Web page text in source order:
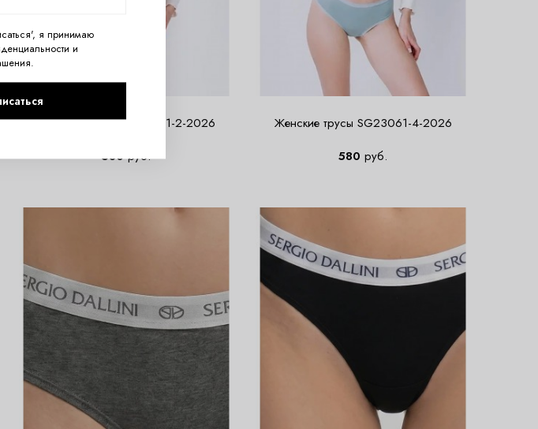
Женские трусы SG23061-2-2026
580руб.
Женские трусы SG23061-4-2026
580 руб.
я принимаю
и
.